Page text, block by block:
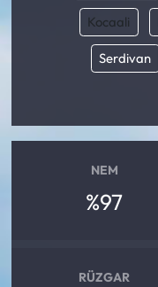
Kocaali
Serdivan
NEM
%97
RÜZGAR